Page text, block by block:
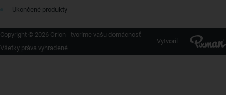
Ukončené produkty
Copyright © 2026 Orion - tvoríme vašu domácnosť
Všetky práva vyhradené
Vytvoril